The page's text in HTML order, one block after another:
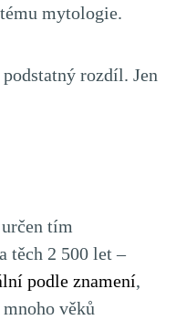
mytologie.
rozdíl. Jen
tím
těch 2 500 let –
podle znamení,
věků